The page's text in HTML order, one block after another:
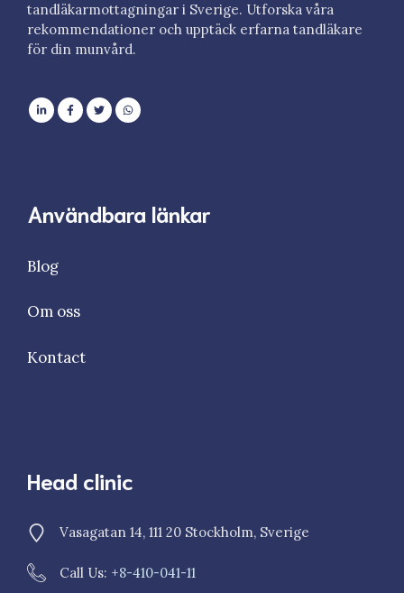
tandläkarmottagningar i Sverige. Utforska våra
rekommendationer och upptäck erfarna tandläkare
för din munvård.
Användbara länkar
Blog
Om oss
Kontact
Head clinic
Vasagatan 14, 111 20 Stockholm, Sverige
Call Us: +8-410-041-11